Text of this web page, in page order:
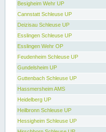
Besigheim Wehr UP
Cannstatt Schleuse UP
Deizisau Schleuse UP
Esslingen Schleuse UP
Esslingen Wehr OP
Feudenheim Schleuse UP
Gundelsheim UP
Guttenbach Schleuse UP
Hassmersheim AMS
Heidelberg UP
Heilbronn Schleuse UP
Hessigheim Schleuse UP